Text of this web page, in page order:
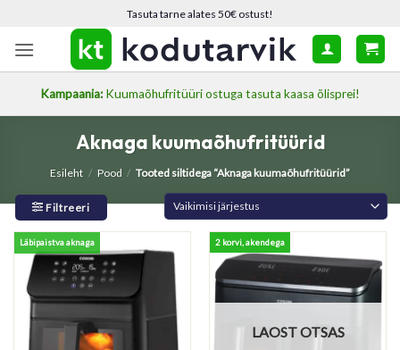
content
Tasuta tarne alates 50€ ostust!
Kampaania: Kuumaõhufritüüri ostuga tasuta kaasa õlisprei!
Aknaga kuumaõhufritüürid
Esileht / Pood / Tooted siltidega “Aknaga kuumaõhufritüürid”
Filtreeri
Läbipaistva aknaga 2 korvi, akendega
LAOST OTSAS